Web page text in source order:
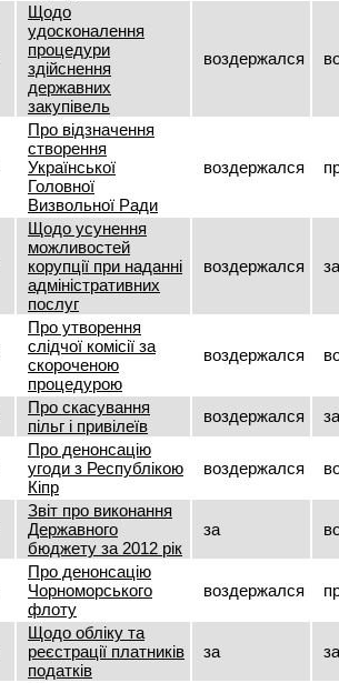
Щодо
удосконалення
процедури
здійснення
державних
закупівель
воздержался
Про відзначення
створення
Української
Головної
Визвольної Ради
воздержался
Щодо усунення
можливостей
корупції при наданні
адміністративних
послуг
воздержался за
Про утворення
слідчої комісії за
скороченою
процедурою
воздержался
Про скасування
пільг і привілеїв
воздержался за
Про денонсацію
угоди з Республікою
Кіпр
воздержался
Звіт про виконання
Державного
бюджету за 2012 рік
за
Про денонсацію
Чорноморського
флоту
воздержался
Щодо обліку та
реєстрації платників
податків
за за